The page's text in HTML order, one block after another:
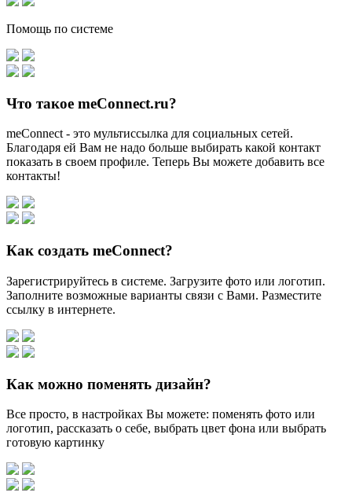
Помощь по системе
Что такое meConnect.ru?
meConnect - это мультиссылка для социальных сетей.
Благодаря ей Вам не надо больше выбирать какой контакт
показать в своем профиле. Теперь Вы можете добавить все
контакты!
Как создать meConnect?
Зарегистрируйтесь в системе. Загрузите фото или логотип.
Заполните возможные варианты связи с Вами. Разместите
ссылку в интернете.
Как можно поменять дизайн?
Все просто, в настройках Вы можете: поменять фото или
логотип, рассказать о себе, выбрать цвет фона или выбрать
готовую картинку